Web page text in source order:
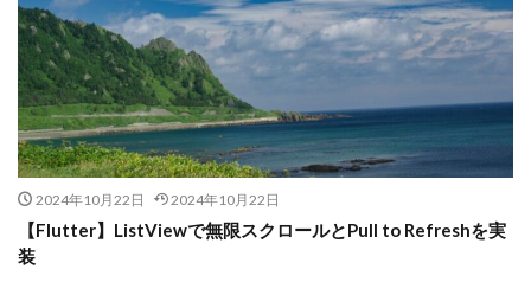
2024年10月22日 2024年10月22日
【Flutter】ListViewで無限スクロールとPull to Refreshを実
装